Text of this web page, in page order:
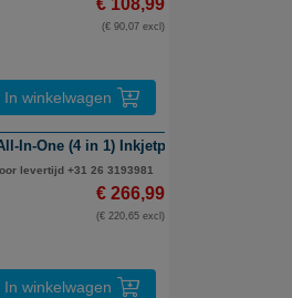
€ 108,99
(€ 90,07 excl)
In winkelwagen
In-One (4 in 1) Inkjetprinter | A4 | Wifi
levertijd +31 26 3193981
€ 266,99
(€ 220,65 excl)
In winkelwagen